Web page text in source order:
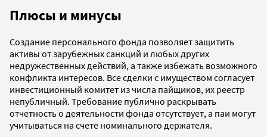
Плюсы и минусы
Создание персонального фонда позволяет защитить
активы от зарубежных санкций и любых других
недружественных действий, а также избежать возможного
конфликта интересов. Все сделки с имуществом согласует
инвестиционный комитет из числа пайщиков, их реестр
непубличный. Требование публично раскрывать
отчетность о деятельности фонда отсутствует, а паи могут
учитываться на счете номинального держателя.